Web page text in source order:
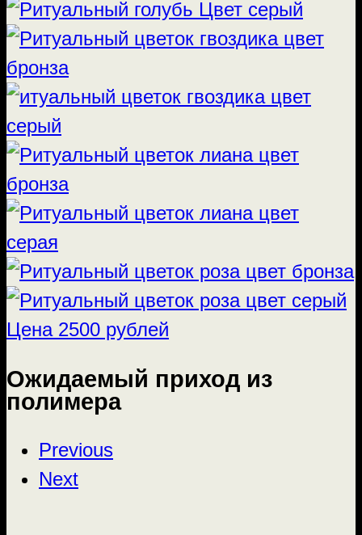
Ожидаемый приход из
полимера
Previous
Next